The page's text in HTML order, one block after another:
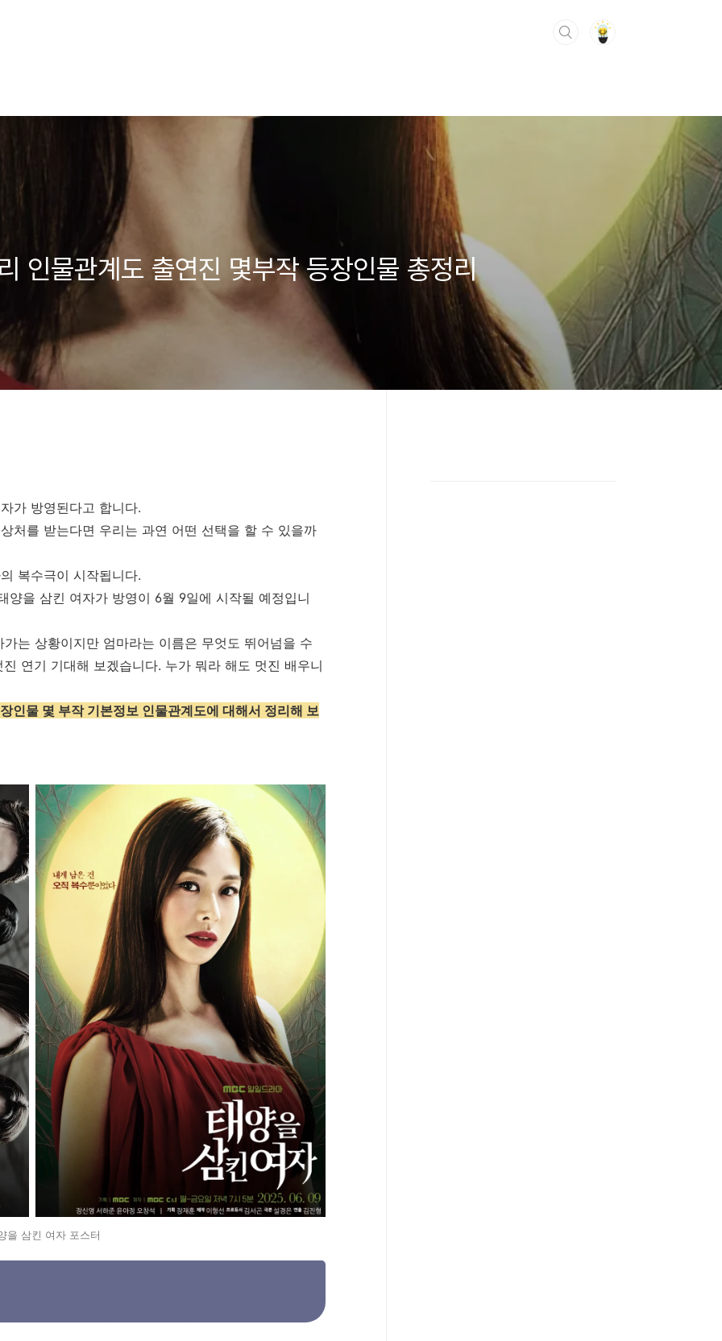
인물관계도 출연진 몇부작 등장인물 총정리
가 방영된다고 합니다.
처를 받는다면 우리는 과연 어떤 선택을 할 수 있을까
복수극이 시작됩니다.
양을 삼킨 여자가 방영이 6월 9일에 시작될 예정입니
는 상황이지만 엄마라는 이름은 무엇도 뛰어넘을 수
연기 기대해 보겠습니다. 누가 뭐라 해도 멋진 배우니
인물 몇 부작 기본정보 인물관계도에 대해서 정리해 보
을 삼킨 여자 포스터